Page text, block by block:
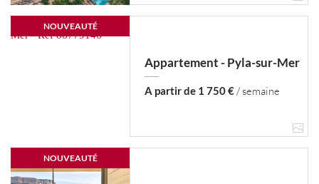
NOUVEAUTÉ
Appartement - Pyla-sur-Mer
A partir de 1 750 €/ semaine
NOUVEAUTÉ